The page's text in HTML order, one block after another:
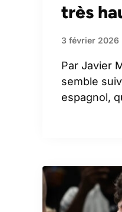
très
3 février 2026
Par Javier
semble
espagnol,